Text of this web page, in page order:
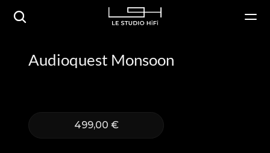
Audioquest Monsoon
499,00 €